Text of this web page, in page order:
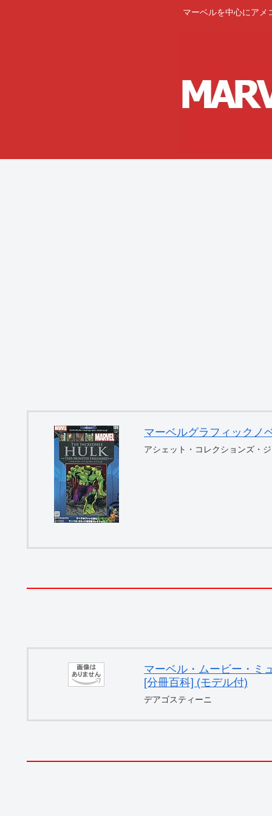
マーベルを中心にアメ
マーベルグラフィックノ
アシェット・コレクションズ・
マーベル・ムービー・ミ
[分冊百科] (モデル付)
デアゴスティーニ